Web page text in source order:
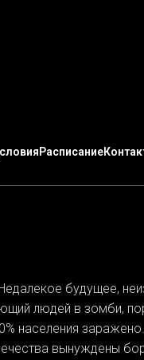
Расписание
будущее,
людей в зомби,
населения
вынуждены